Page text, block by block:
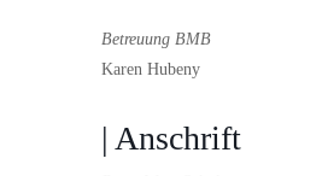
Betreuung BMB
Karen Hubeny
| Anschrift